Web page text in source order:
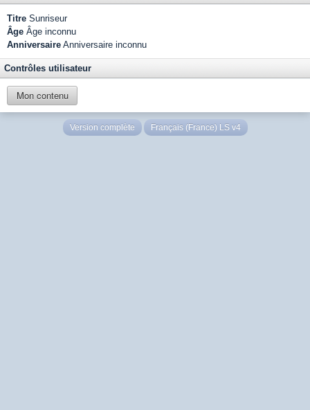
Titre Sunriseur
Âge Âge inconnu
Anniversaire Anniversaire inconnu
Contrôles utilisateur
Mon contenu
Version complète Français (France) LS v4